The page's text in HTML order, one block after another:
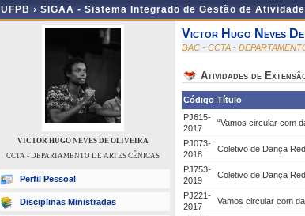
UFPB › SIGAA - Sistema Integrado de Gestão de
VICTOR HUGO NEVES DE OLIVEIRA
CCTA - DEPARTAMENTO DE ARTES CÊNICAS
Perfil Pessoal
Disciplinas Ministradas
Victor Hugo Neves
DAC - CCTA -
Atividades de
Código Título
PJ615-
2017
“Vamos circular com
PJ073-
2018
Coletivo de Dança
PJ753-
2019
Coletivo de Dança
PJ221-
2017
Vamos circular com